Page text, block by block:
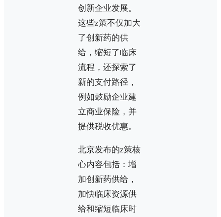
创新企业发展。
这些z策不仅加大
了创新药的供
给，缩短了临床
流程，还探索了
新的支付路径，
例如鼓励企业建
立商业保险，并
提供税收优惠。
北京发布的z策核
心内容包括：增
加创新药供给，
加快临床资源供
给和缩短临床时